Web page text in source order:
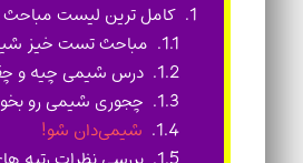
کامل ترین لیست
مباحث تست خیز
درس شیمی چیه و
چجوری شیمی رو
شیمی‌دان شو!